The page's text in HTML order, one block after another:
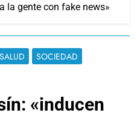
la gente con fake news»
SALUD
SOCIEDAD
«inducen